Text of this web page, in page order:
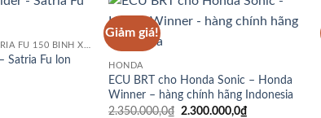
wishlist 1. SUZUKI RAIDER - SATRIA FU 150 BÌNH XĂNG CON
Satria Fu lon
Giảm giá!
HONDA
ECU BRT cho Honda Sonic – Honda
Winner – hàng chính hãng Indonesia
2.350.000,0₫ Giá
2.300.000,0₫